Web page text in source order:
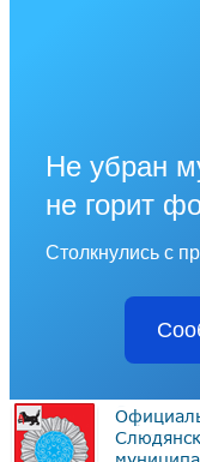
Не убран
не горит
Столкнулись с